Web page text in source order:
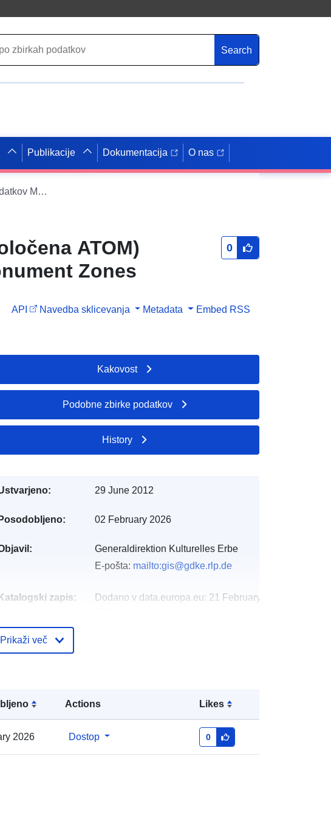
Search
Publikacije Dokumentacija O nas
Storitev prenosa INSPIRE (vnaprej določena ATOM) za nabor podatkov Mainz-Bingen Monument Zones
ATOM)
Zones
0
API Navedba sklicevanja Metadata Embed RSS
Actions Likes
2026 Dostop 0
Kakovost
Podobne zbirke podatkov
History
29 June 2012
Posodobljeno: 02 February 2026
Generaldirektion Kulturelles Erbe
E-pošta: mailto:gis@gdke.rlp.de
Katalogski zapis: Dodano v data.europa.eu: 21 February
49.834178 ], [ 7.736125, 49.834178
], [ 7.736125, 50.066582 ] ]
Tip:
Prikaži več